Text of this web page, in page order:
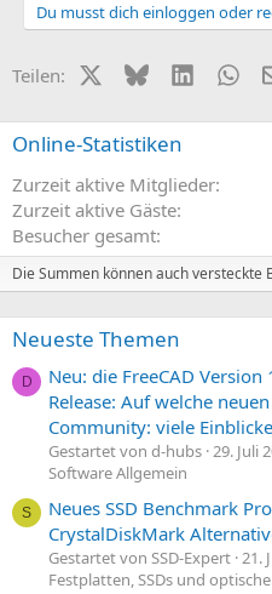
Du musst dich einloggen oder
Teilen: X (Twitter)
BlueskyLinkedIn
Online-Statistiken
Zurzeit aktive Mitglieder
Zurzeit aktive Gäste
Besucher gesamt
Die Summen können auch versteckte
Neueste Themen
D
Neu: die FreeCAD
Release: Auf welche
Community: viele
Gestartet von d-hubs 29. Juli
Software Allgemein
S
Neues SSD Benchmark
CrystalDiskMark
Gestartet von SSD-Expert 21.
Festplatten, SSDs und